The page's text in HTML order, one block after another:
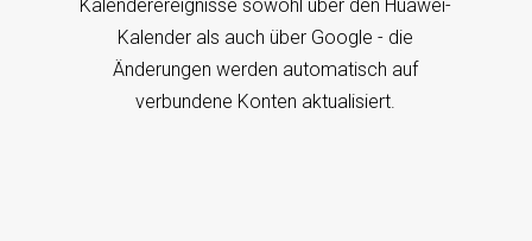
Kalenderereignisse sowohl über den Huawei-
Kalender als auch über Google - die
Änderungen werden automatisch auf
verbundene Konten aktualisiert.